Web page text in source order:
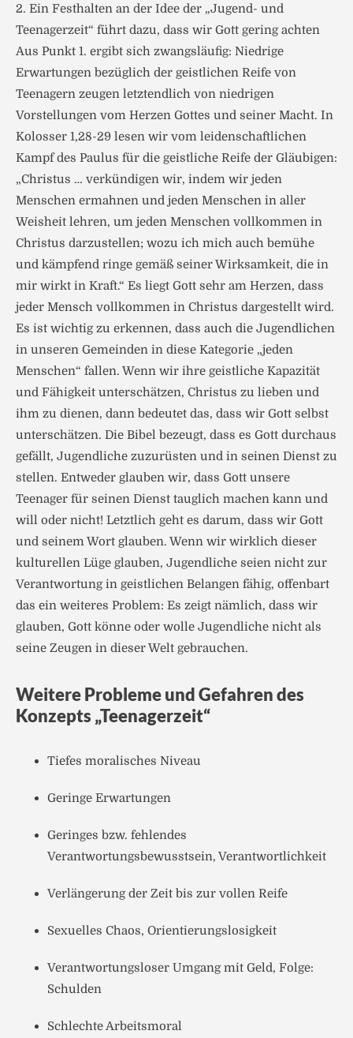
2. Ein Festhalten an der Idee der „Jugend- und
Teenagerzeit“ führt dazu, dass wir Gott gering achten
Aus Punkt 1. ergibt sich zwangsläufig: Niedrige
Erwartungen bezüglich der geistlichen Reife von
Teenagern zeugen letztendlich von niedrigen
Vorstellungen vom Herzen Gottes und seiner Macht. In
Kolosser 1,28-29 lesen wir vom leidenschaftlichen
Kampf des Paulus für die geistliche Reife der Gläubigen:
„Christus … verkündigen wir, indem wir jeden
Menschen ermahnen und jeden Menschen in aller
Weisheit lehren, um jeden Menschen vollkommen in
Christus darzustellen; wozu ich mich auch bemühe
und kämpfend ringe gemäß seiner Wirksamkeit, die in
mir wirkt in Kraft.“ Es liegt Gott sehr am Herzen, dass
jeder Mensch vollkommen in Christus dargestellt wird.
Es ist wichtig zu erkennen, dass auch die Jugendlichen
in unseren Gemeinden in diese Kategorie „jeden
Menschen“ fallen. Wenn wir ihre geistliche Kapazität
und Fähigkeit unterschätzen, Christus zu lieben und
ihm zu dienen, dann bedeutet das, dass wir Gott selbst
unterschätzen. Die Bibel bezeugt, dass es Gott durchaus
gefällt, Jugendliche zuzurüsten und in seinen Dienst zu
stellen. Entweder glauben wir, dass Gott unsere
Teenager für seinen Dienst tauglich machen kann und
will oder nicht! Letztlich geht es darum, dass wir Gott
und seinem Wort glauben. Wenn wir wirklich dieser
kulturellen Lüge glauben, Jugendliche seien nicht zur
Verantwortung in geistlichen Belangen fähig, offenbart
das ein weiteres Problem: Es zeigt nämlich, dass wir
glauben, Gott könne oder wolle Jugendliche nicht als
seine Zeugen in dieser Welt gebrauchen.
Weitere Probleme und Gefahren des
Konzepts „Teenagerzeit“
Tiefes moralisches Niveau
Geringe Erwartungen
Geringes bzw. fehlendes
Verantwortungsbewusstsein, Verantwortlichkeit
Verlängerung der Zeit bis zur vollen Reife
Sexuelles Chaos, Orientierungslosigkeit
Verantwortungsloser Umgang mit Geld, Folge:
Schulden
Schlechte Arbeitsmoral